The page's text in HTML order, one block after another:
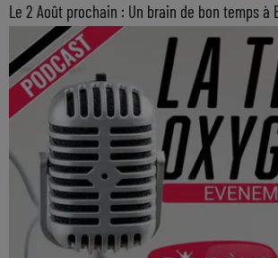
Le 2 Août prochain : Un brain de bon temps à